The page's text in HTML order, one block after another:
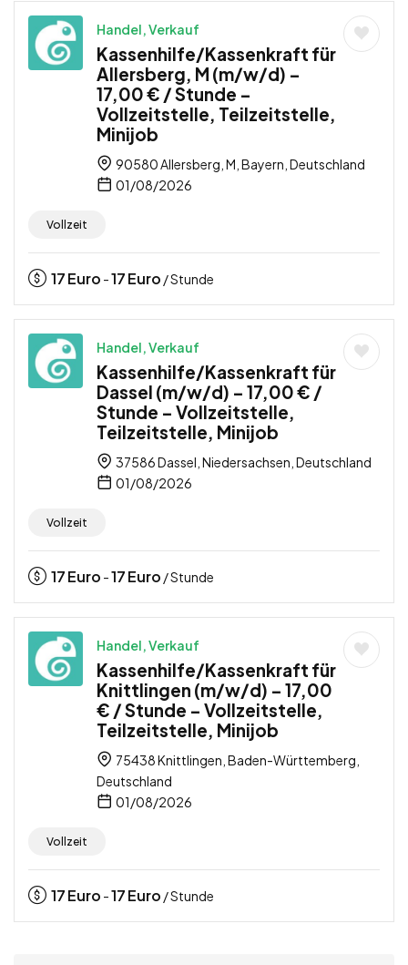
Handel, Verkauf
Kassenhilfe/Kassenkraft für
Allersberg, M (m/w/d) –
17,00 € / Stunde –
Vollzeitstelle, Teilzeitstelle,
Minijob
90580 Allersberg, M, Bayern, Deutschland
01/08/2026
Vollzeit
17Euro -17Euro / Stunde
Handel, Verkauf
Kassenhilfe/Kassenkraft für
Dassel (m/w/d) – 17,00 € /
Stunde – Vollzeitstelle,
Teilzeitstelle, Minijob
37586 Dassel, Niedersachsen, Deutschland
01/08/2026
Vollzeit
17Euro -17Euro / Stunde
Handel, Verkauf
Kassenhilfe/Kassenkraft für
Knittlingen (m/w/d) – 17,00
€ / Stunde – Vollzeitstelle,
Teilzeitstelle, Minijob
75438 Knittlingen, Baden-Württemberg,
Deutschland
01/08/2026
Vollzeit
17Euro -17Euro / Stunde